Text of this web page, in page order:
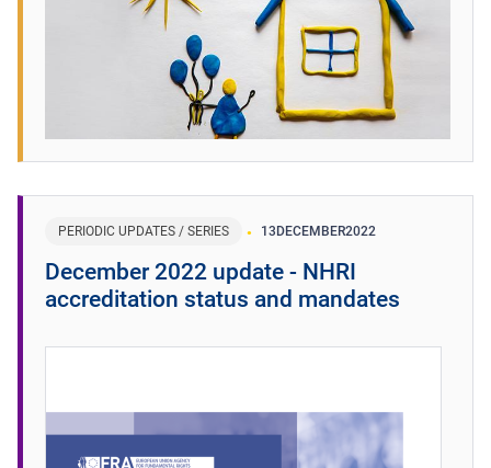
PERIODIC UPDATES / SERIES 13 DECEMBER2022
December 2022 update - NHRI
accreditation status and mandates